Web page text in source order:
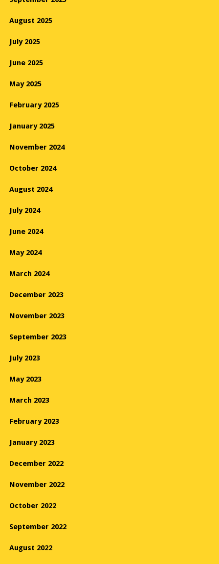
August 2025
July 2025
June 2025
May 2025
February 2025
January 2025
November 2024
October 2024
August 2024
July 2024
June 2024
May 2024
March 2024
December 2023
November 2023
September 2023
July 2023
May 2023
March 2023
February 2023
January 2023
December 2022
November 2022
October 2022
September 2022
August 2022